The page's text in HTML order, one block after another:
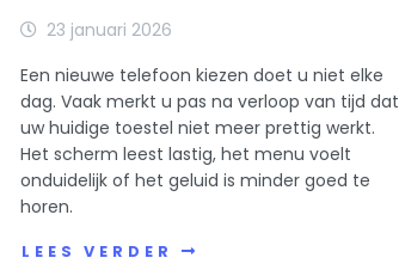
23 januari 2026
Een nieuwe telefoon kiezen doet u niet elke
dag. Vaak merkt u pas na verloop van tijd dat
uw huidige toestel niet meer prettig werkt.
Het scherm leest lastig, het menu voelt
onduidelijk of het geluid is minder goed te
horen.
LEES VERDER